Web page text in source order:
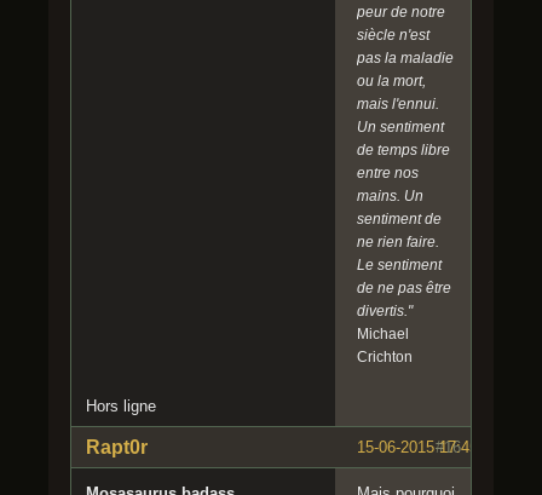
peur de notre
siècle n'est
pas la maladie
ou la mort,
mais l'ennui.
Un sentiment
de temps libre
entre nos
mains. Un
sentiment de
ne rien faire.
Le sentiment
de ne pas être
divertis."
Michael
Crichton
Hors ligne
#16
15-06-2015 17:45:45
Rapt0r